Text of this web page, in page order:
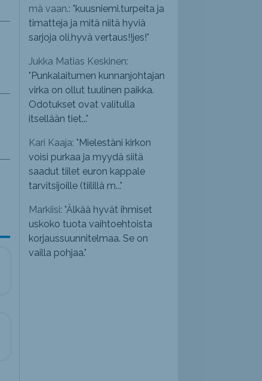
mä vaan.: "kuusniemi.turpeita ja
timatteja ja mitä niitä hyviä
sarjoja oli,hyvä vertaus!!jes!"
Jukka Matias Keskinen:
" Punkalaitumen kunnanjohtajan
virka on ollut tuulinen paikka.
Odotukset ovat valitulla
itsellään tiet..."
Kari Kaaja: " Mielestäni kirkon
voisi purkaa ja myydä siitä
saadut tiilet euron kappale
tarvitsijoille (tiilillä m..."
Markiisi: "Älkää hyvät ihmiset
uskoko tuota vaihtoehtoista
korjaussuunnitelmaa. Se on
vailla pohjaa."